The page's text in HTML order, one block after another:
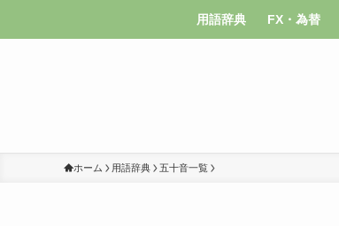
用語辞典 FX・為替
ホーム 用語辞典 五十音一覧